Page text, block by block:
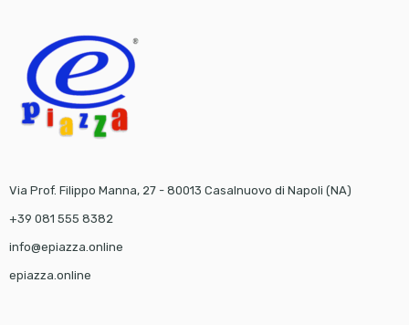
Via Prof. Filippo Manna, 27 - 80013 Casalnuovo di Napoli (NA)
+39 081 555 8382
info@epiazza.online
epiazza.online